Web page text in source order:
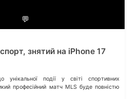
💬
знятий на iPhone 17
події у світі спортивних
професійний матч MLS буде повністю